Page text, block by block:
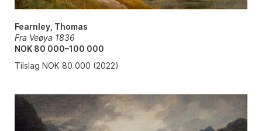
Fearnley, Thomas
Fra Veøya 1836
NOK 80 000–100 000
Tilslag NOK 80 000 (2022)